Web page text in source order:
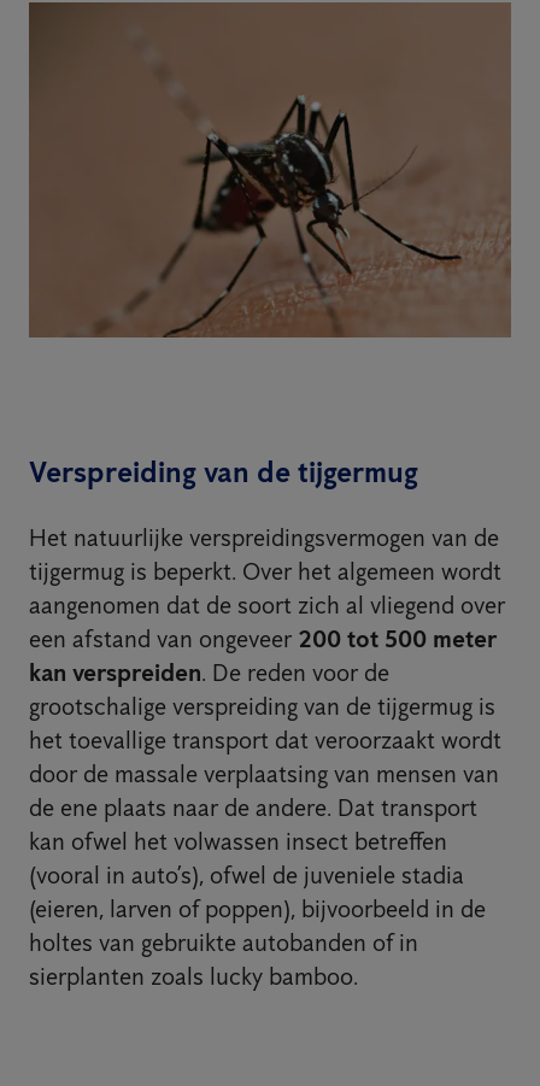
Verspreiding van de tijgermug
Het natuurlijke verspreidingsvermogen van de
tijgermug is beperkt. Over het algemeen wordt
aangenomen dat de soort zich al vliegend over
een afstand van ongeveer 200 tot 500 meter
kan verspreiden. De reden voor de
grootschalige verspreiding van de tijgermug is
het toevallige transport dat veroorzaakt wordt
door de massale verplaatsing van mensen van
de ene plaats naar de andere. Dat transport
kan ofwel het volwassen insect betreffen
(vooral in auto’s), ofwel de juveniele stadia
(eieren, larven of poppen), bijvoorbeeld in de
holtes van gebruikte autobanden of in
sierplanten zoals lucky bamboo.